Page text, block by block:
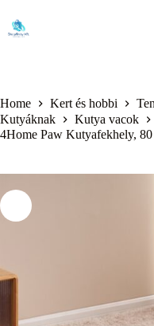
content
Home Kert és hobbi
Kutyáknak
Kutya vacok
4Home Paw Kutyafekhely,